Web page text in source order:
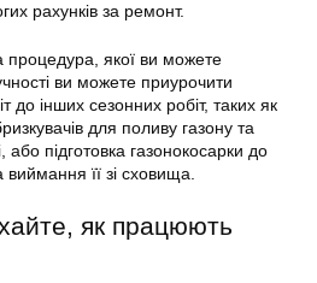
рахунків за ремонт.
процедура, якої ви можете
ви можете приурочити
до інших сезонних робіт, таких як
для поливу газону та
або підготовка газонокосарки до
виймання її зі сховища.
як працюють